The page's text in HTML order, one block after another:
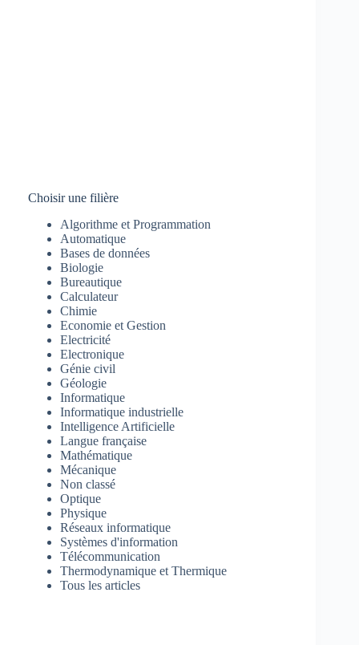
Choisir une filière
Algorithme et Programmation
Automatique
Bases de données
Biologie
Bureautique
Calculateur
Chimie
Economie et Gestion
Electricité
Electronique
Génie civil
Géologie
Informatique
Informatique industrielle
Intelligence Artificielle
Langue française
Mathématique
Mécanique
Non classé
Optique
Physique
Réseaux informatique
Systèmes d'information
Télécommunication
Thermodynamique et Thermique
Tous les articles